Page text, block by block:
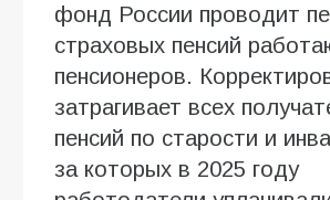
фонд России проводит
страховых пенсий
пенсионеров.
затрагивает всех
пенсий по старости и
за которых в 2025 году